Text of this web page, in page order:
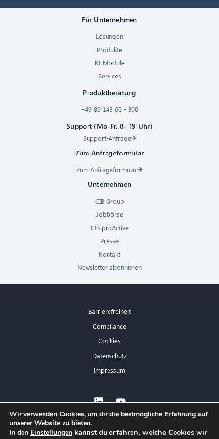
Für Unternehmen
Lösungen
Produkte
KI-Module
Services
Produktberatung
+49 89 143 60 - 300
Support (Mo-Fr, 8- 19 Uhr)
Support-Anfrage
Zum Anfrageformular
Zum Anfrageformular
Unternehmen
CIB Group
Jobbörse
CIB proActive
Presse
Kontakt
Newsletter abonnieren
Barrierefreiheit
Compliance
Cookies
Datenschutz
Impressum
Wir verwenden Cookies, um dir die bestmögliche Erfahrung auf
unserer Website zu bieten.
In den Einstellungen kannst du erfahren, welche Cookies wir